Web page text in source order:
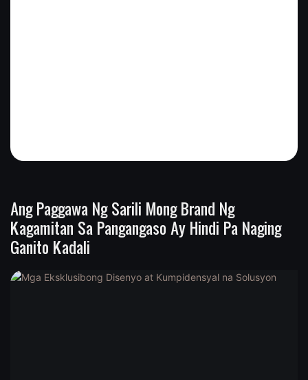
Ang Paggawa Ng Sarili Mong Brand Ng
Kagamitan Sa Pangangaso Ay Hindi Pa Naging
Ganito Kadali